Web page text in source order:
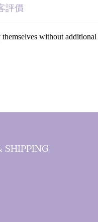
評價
without
SHIPPING